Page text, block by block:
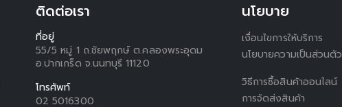
ติดต่อเรา
ที่อยู่
55/5 หมู่ 1 ถ.ชัยพฤกษ์ ต.คลองพระอุดม
อ.ปากเกร็ด จ.นนทบุรี 11120
โทรศัพท์
02 5016300
นโยบาย
เงื่อนไขการให้บริการ
นโยบายความเป็นส่วนตัว
วิธีการซื้อสินค้าออนไลน์
การจัดส่งสินค้า